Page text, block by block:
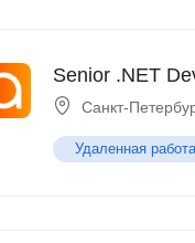
Senior .NET
Санкт-
Удаленная работа